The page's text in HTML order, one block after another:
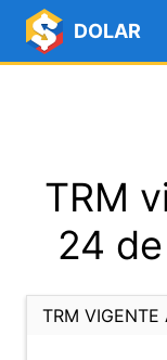
DOLAR
TRM
24
TRM